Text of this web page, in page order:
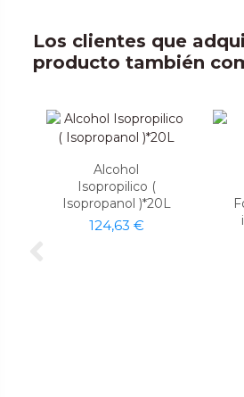
Los clientes que
producto también
Alcohol
Isopropilico (
Isopropanol )*20L
124,63 €